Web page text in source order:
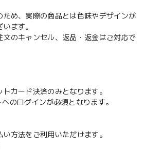
ため、実際の商品とは色味やデザインが
ます。
文のキャンセル、返品・返金はご対応で
トカード決済のみとなります。
のログインが必須となります。
い方法をご利用いただけます。